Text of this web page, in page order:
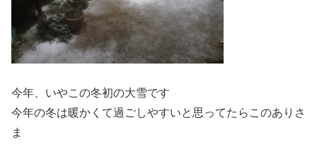
今年、いやこの冬初の大雪です
今年の冬は暖かくて過ごしやすいと思ってたらこのありさ
ま